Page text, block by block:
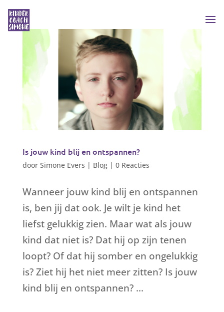
Is jouw kind blij en ontspannen?
door Simone Evers | Blog| 0 Reacties
Wanneer jouw kind blij en ontspannen
is, ben jij dat ook. Je wilt je kind het
liefst gelukkig zien. Maar wat als jouw
kind dat niet is? Dat hij op zijn tenen
loopt? Of dat hij somber en ongelukkig
is? Ziet hij het niet meer zitten? Is jouw
kind blij en ontspannen? ...